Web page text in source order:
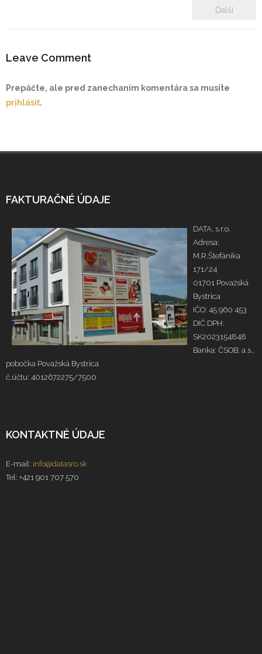
Ďalší
Leave Comment
Prepáčte, ale pred zanechaním komentára sa musíte
prihlásiť.
FAKTURAČNÉ ÚDAJE
DATA, s.r.o.
Adresa:
M.R.Štefánika
171/24
01701 Považská
Bystrica
IČO: 45 960 453
DIČ DPH:
SK2023154848
Banka: ČSOB, a.s.,
pobočka Považská Bystrica
č.účtu: 4012672275/7500
KONTAKTNÉ ÚDAJE
E-mail: info@datasro.sk
Tel: +421 901 707 570